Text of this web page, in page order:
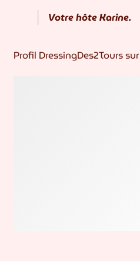
Votre hôte Karine.
Profil DressingDes2Tours sur